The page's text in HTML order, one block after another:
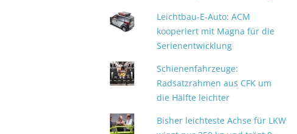
Leichtbau-E-Auto: ACM
kooperiert mit Magna für die
Serienentwicklung
Schienenfahrzeuge:
Radsatzrahmen aus CFK um
die Hälfte leichter
Bisher leichteste Achse für LKW